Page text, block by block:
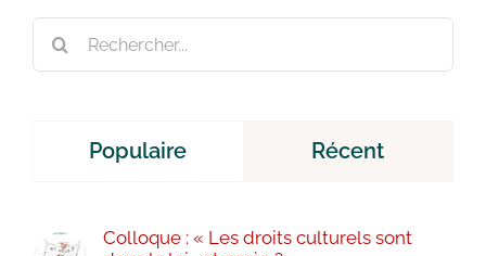
Populaire Récent
Colloque : « Les droits culturels sont